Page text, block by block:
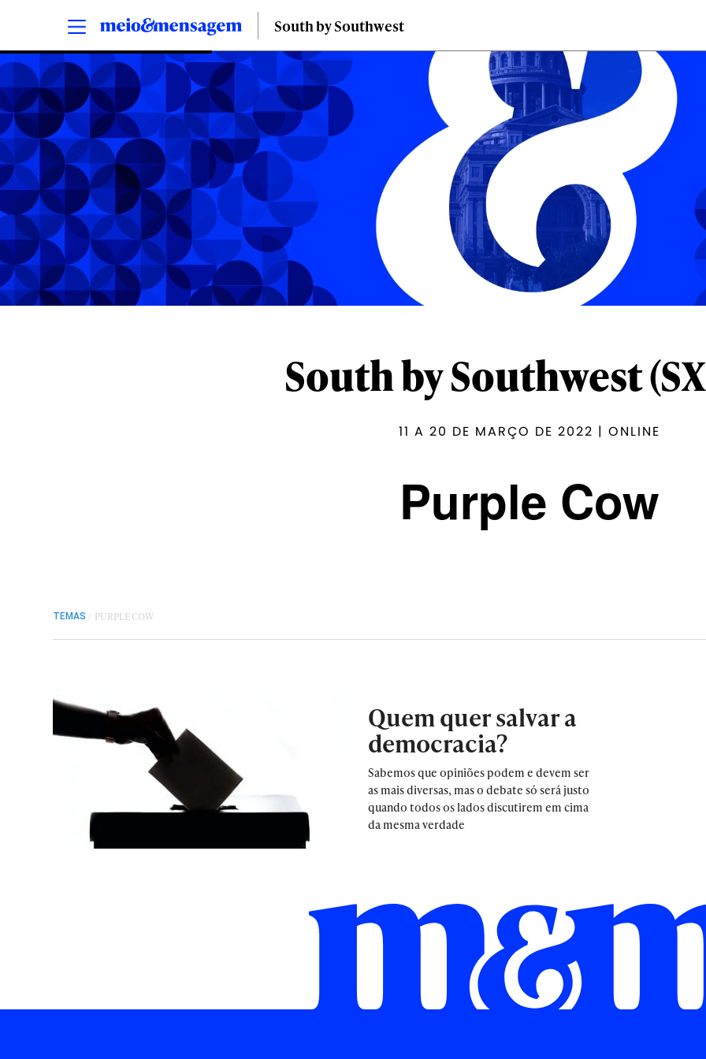
South by Southwest
South by Southwest
11 A 20 DE MARÇO DE 2022 | ONLINE
Purple Cow
TEMAS / PURPLE COW
Quem quer salvar a
democracia?
Sabemos que opiniões podem e devem ser
as mais diversas, mas o debate só será justo
quando todos os lados discutirem em cima
da mesma verdade